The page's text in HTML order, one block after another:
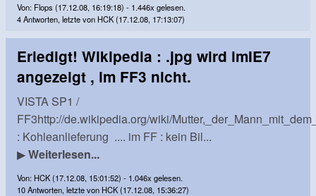
Von: Flops (17.12.08, 16:19:18) - 1.446x gelesen.
4 Antworten, letzte von HCK (17.12.08, 17:13:07)
Erledigt! Wikipedia : .jpg wird imIE7
angezeigt , im FF3 nicht.
VISTA SP1 /
FF3http://de.wikipedia.org/wiki/
: Kohleanlieferung .... im FF : kein Bil...
▶Weiterlesen...
Von: HCK (17.12.08, 15:01:52) - 1.046x gelesen.
10 Antworten, letzte von HCK (17.12.08, 15:36:27)